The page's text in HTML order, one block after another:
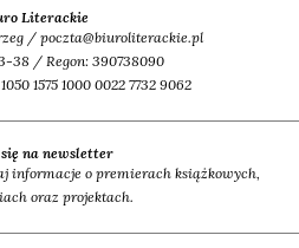
Literackie
/ poczta@biuroliterackie.pl
38 / Regon: 390738090
1575 1000 0022 7732 9062
na newsletter
informacje o premierach książkowych,
oraz projektach.